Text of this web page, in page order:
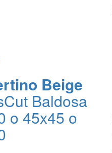
Beige
Baldosa
o 45x45 o